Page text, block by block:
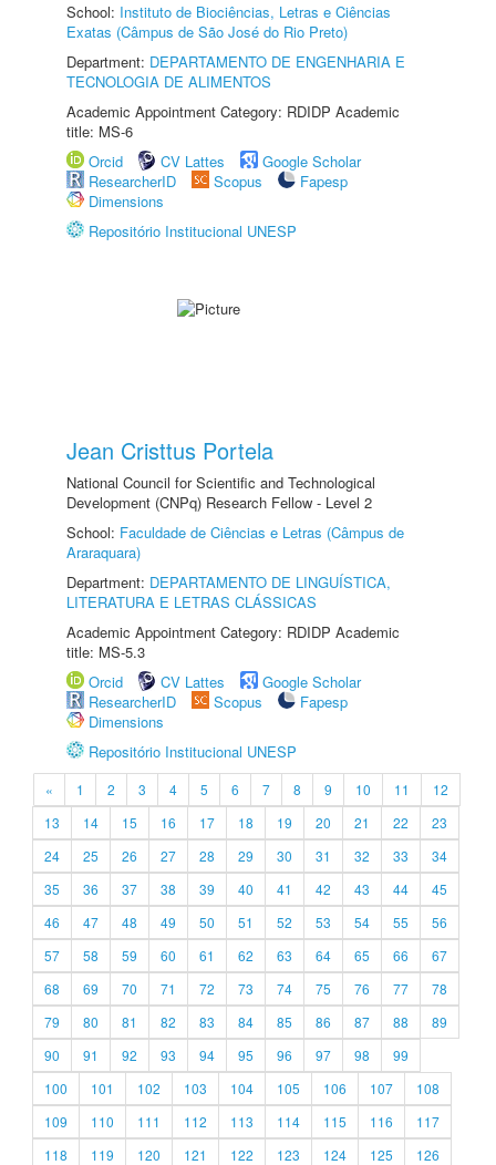
School: Instituto de Biociências, Letras e Ciências
Exatas (Câmpus de São José do Rio Preto)
Department: DEPARTAMENTO DE ENGENHARIA E
TECNOLOGIA DE ALIMENTOS
Academic Appointment Category: RDIDP Academic
title: MS-6
Orcid
CV Lattes
Google Scholar
ResearcherID
Scopus
Fapesp
Dimensions
Repositório Institucional UNESP
Jean Cristtus Portela
National Council for Scientific and Technological
Development (CNPq) Research Fellow - Level 2
School: Faculdade de Ciências e Letras (Câmpus de
Araraquara)
Department: DEPARTAMENTO DE LINGUÍSTICA,
LITERATURA E LETRAS CLÁSSICAS
Academic Appointment Category: RDIDP Academic
title: MS-5.3
Orcid
CV Lattes
Google Scholar
ResearcherID
Scopus
Fapesp
Dimensions
Repositório Institucional UNESP
« 1 2 3 4 5 6 7 8 9 10 11
12
13
14 15 16 17 18 19 20 21 22
23
24
25 26 27 28 29 30 31 32 33
34
35
36 37 38 39 40 41 42 43 44
45
46
47 48 49 50 51 52 53 54 55
56
57
58 59 60 61 62 63 64 65 66
67
68
69 70 71 72 73 74 75 76 77
78
79
80 81 82 83 84 85 86 87 88
89
90
91 92 93 94 95 96 97 98
99
100
101 102 103 104 105 106 107
108
109
110 111 112 113 114 115 116
117
118
119 120 121 122 123 124 125
126